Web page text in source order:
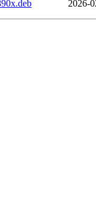
2026-